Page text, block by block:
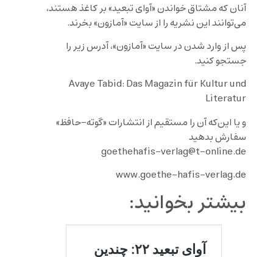
آنان که مشتاق خواندن «آوای تبعید» بر کاغذ هستند،
می‌توانند این نشریه را از سایت «آمازون» بخرند.
پس از وارد شدن در سایت «آمازون»، آدرس زیر را
جستجو کنید.
Avaye Tabid: Das Magazin für Kultur und
Literatur
و یا این‌که آن را مستقیم از انتشارات «گوته-حافظ»
سفارش بدهید
goethehafis-verlag@t-online.de
www.goethe-hafis-verlag.de
بیشتر بخوانید: